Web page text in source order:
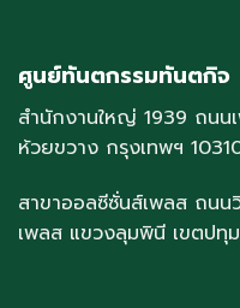
ศูนย์ทันตกรรมทันตกิจ
สำนักงานใหญ่ 1939 ถนน
ห้วยขวาง กรุงเทพฯ
สาขาออลซีซั่นส์เพลส ถน
เพลส แขวงลุมพินี เขตปทุ